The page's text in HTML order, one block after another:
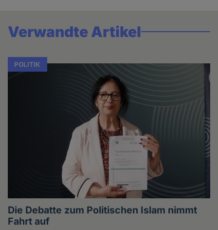
Verwandte Artikel
POLITIK
Die Debatte zum Politischen Islam nimmt
Fahrt auf